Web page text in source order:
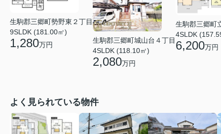
生駒郡三郷町勢野東２丁目
9SLDK (181.00㎡)
1,280万円
生駒郡三郷町城山台４丁目
4SLDK (118.10㎡)
2,080万円
生駒郡三郷町
4SLDK
6,200万円
よく見られている物件